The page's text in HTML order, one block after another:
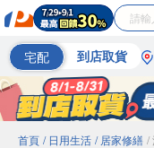
宅配 到店取貨
首頁 / 日用生活 / 居家修繕 /